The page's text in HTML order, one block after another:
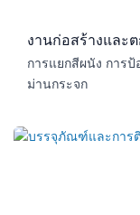
งานก่อสร้างและ
การแยกสีผนัง การ
ม่านกระจก